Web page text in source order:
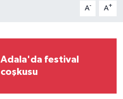
A- A+
Adala'da festival
coşkusu